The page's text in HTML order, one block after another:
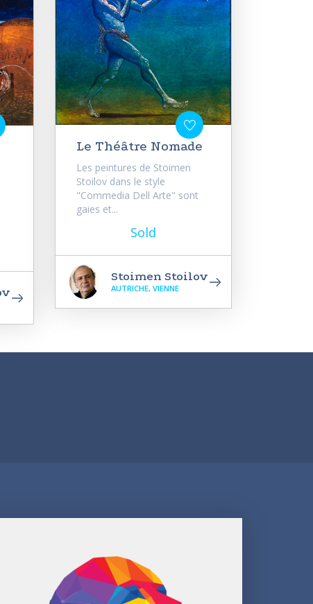
Le Théâtre Nomade
Les peintures de Stoimen
Stoilov dans le style
"Commedia Dell Arte" sont
gaies et...
Sold
Stoimen Stoilov
AUTRICHE, VIENNE